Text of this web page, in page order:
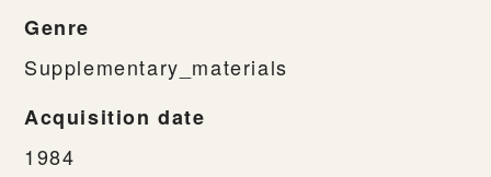
Genre
Supplementary_materials
Acquisition date
1984